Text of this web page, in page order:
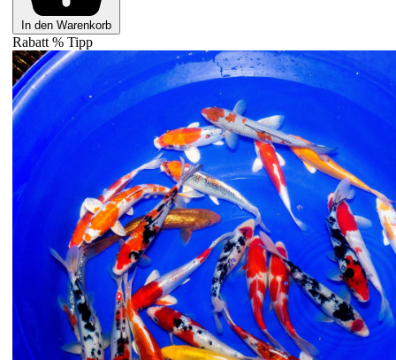
In den Warenkorb
Rabatt % Tipp